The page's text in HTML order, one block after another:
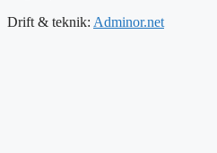
Drift & teknik: Adminor.net